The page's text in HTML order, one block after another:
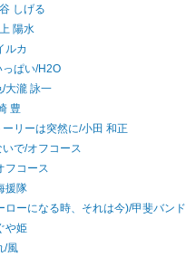
しげる
陽水
ルカ
っぱい/H2O
/大瀧 詠一
豊
ーリーは突然に/小田 和正
いで/オフコース
フコース
援隊
ローになる時、それは今)/甲斐バンド
や姫
/風